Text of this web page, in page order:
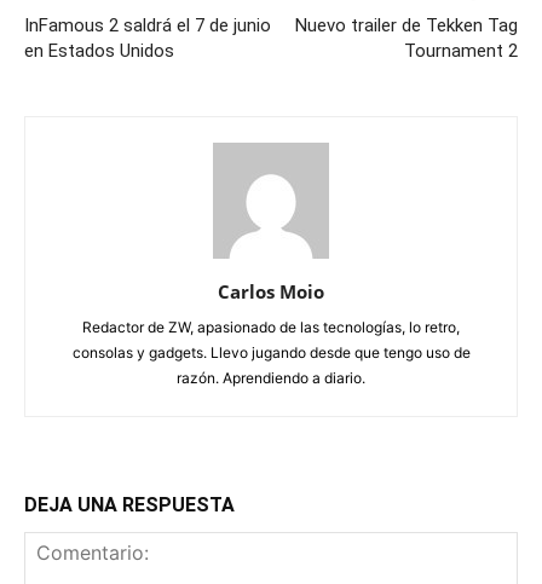
InFamous 2 saldrá el 7 de junio
en Estados Unidos
Nuevo trailer de Tekken Tag
Tournament 2
Carlos Moio
Redactor de ZW, apasionado de las tecnologías, lo retro,
consolas y gadgets. Llevo jugando desde que tengo uso de
razón. Aprendiendo a diario.
DEJA UNA RESPUESTA